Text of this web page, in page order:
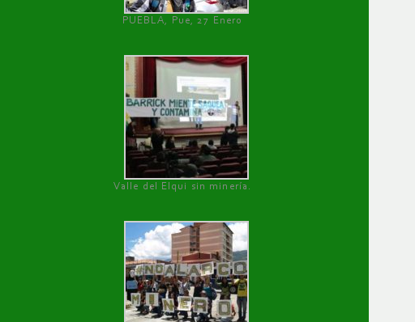
PUEBLA, Pue, 27 Enero
Valle del Elqui sin minería.